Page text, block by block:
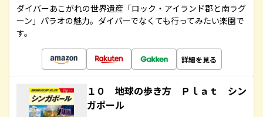
ダイバーあこがれの世界遺産「ロック・アイランド郡と南ラグ
ーン」パラオの魅力。ダイバーでなくても行ってみたい楽園で
す。
詳細を見る
１０ 地球の歩き方 Ｐｌａｔ シン
ガポール